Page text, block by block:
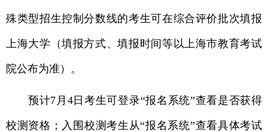
殊类型招生控制分数线的考生可在综合评价批次填报
上海大学（填报方式、填报时间等以上海市教育考试
院公布为准）。
预计7月4日考生可登录“报名系统”查看是否获得
校测资格；入围校测考生从“报名系统”查看具体考试